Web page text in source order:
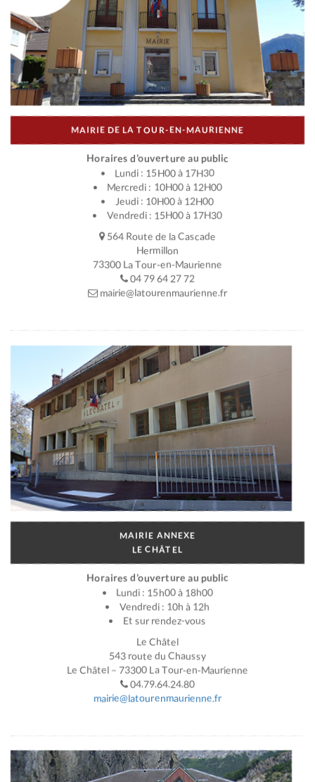
MAIRIE DE LA TOUR-EN-MAURIENNE
Horaires d’ouverture au public
Lundi : 15H00 à 17H30
Mercredi : 10H00 à 12H00
Jeudi : 10H00 à 12H00
Vendredi : 15H00 à 17H30
564 Route de la Cascade
Hermillon
73300 La Tour-en-Maurienne
04 79 64 27 72
mairie@latourenmaurienne.fr
MAIRIE ANNEXE
LE CHÂTEL
Horaires d’ouverture au public
Lundi : 15h00 à 18h00
Vendredi : 10h à 12h
Et sur rendez-vous
Le Châtel
543 route du Chaussy
Le Châtel – 73300 La Tour-en-Maurienne
04.79.64.24.80
mairie@latourenmaurienne.fr